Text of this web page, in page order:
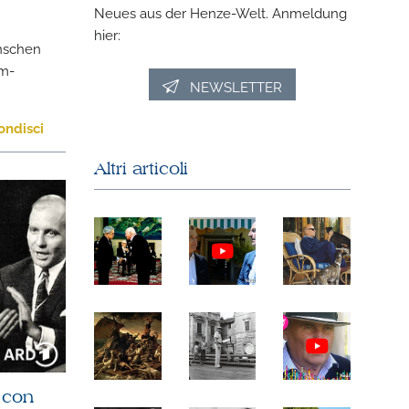
con
Neues aus der Henze-Welt. Anmeldung
hier:
NEWSLETTER
Altri articoli